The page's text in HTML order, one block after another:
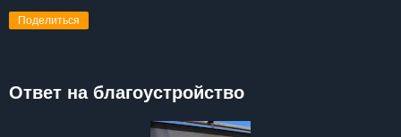
Поделиться
Ответ на благоустройство